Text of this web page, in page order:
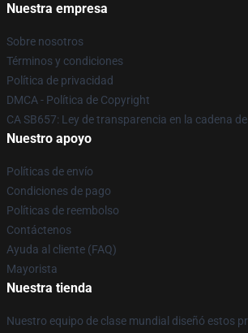
Nuestra empresa
Sobre nosotros
Términos y condiciones
Política de privacidad
DMCA - Política de Copyright
CA SB657: Ley de transparencia en la cadena
Nuestro apoyo
Políticas de envío
Condiciones de pago
Políticas de reembolso
Contáctenos
Ayuda al cliente (FAQ)
Mayorista
Nuestra tienda
Nuestro equipo de clase mundial diseñó estos